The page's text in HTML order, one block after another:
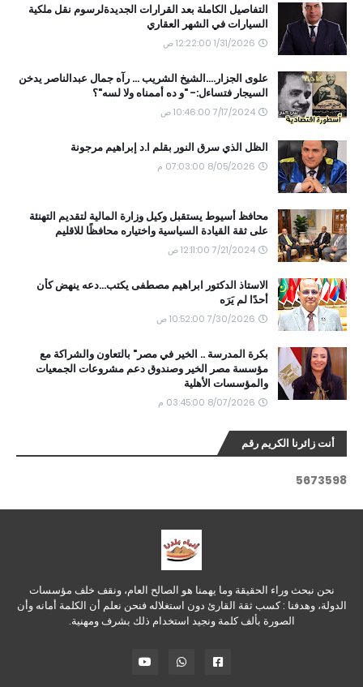
التفاصيل الكاملة بعد القرارات الجديدةلرسوم نقل ملكية
السيارات في الشهر العقاري
1/31/2026 12:22:00 ص
علوى الجزار....الشيخ الشريب ... رآه جمال عبدالناصر يدخن
السيجار فتساءل:- "و ده أممناه ولا لسه"؟
7/17/2024 10:46:00 ص
الظل الذي سرق النور بقلم ا.د إبراهيم مرجونة
8/05/2026 07:03:00 م
محافظ أسيوط يستقبل وكيل وزارة المالية لتقديم التهنئة
على ثقة القيادة السياسية واختياره محافظًا للاقليم
7/21/2024 12:11:00 ص
الاستاذ الدكتور ابراهيم مصطفى يكتب...دعه ينهض كأن
أحدًا لم يَرَه
7/30/2026 10:52:00 ص
بكرة المدرسة .. الخير في مصر" بالتعاون والشراكة مع
مؤسسة مصر الخير وصندوق دعم مشروعات الجمعيات
والمؤسسات الأهلية
8/07/2026 03:45:00 م
أنت زائرنا الكريم رقم
5673598
نحن نبحث وراء الحقيقة وما يهمنا هو الصالح العام، ونقف خلف مؤسسات
الدولة، وهدفنا : كسب ثقة القارئ دون استغلاله فنحن نعلم أن الكلمة أمانه وأن
الصورة بألف كلمة ونجيد استخدام ذلك بشرف ومهنية.